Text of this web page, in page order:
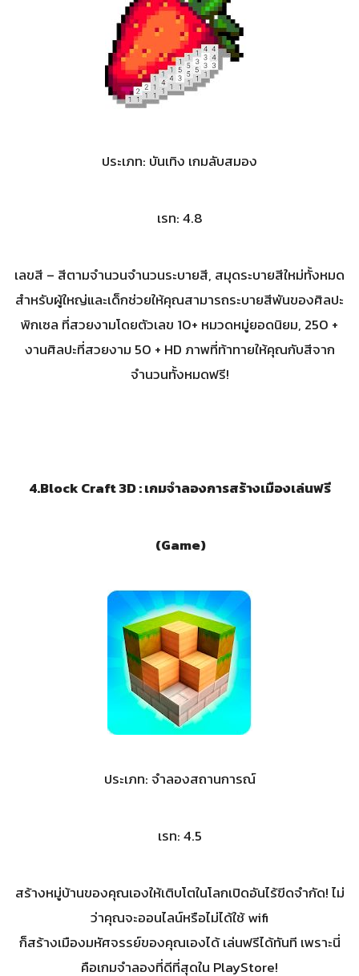
ประเภท: บันเทิง เกมลับสมอง
เรท: 4.8
เลขสี – สีตามจำนวนจำนวนระบายสี, สมุดระบายสีใหม่ทั้งหมด
สำหรับผู้ใหญ่และเด็กช่วยให้คุณสามารถระบายสีพันของศิลปะ
พิกเซล ที่สวยงามโดยตัวเลข 10+ หมวดหมู่ยอดนิยม, 250 +
งานศิลปะที่สวยงาม 50 + HD ภาพที่ท้าทายให้คุณกับสีจาก
จำนวนทั้งหมดฟรี!
4.Block Craft 3D :เกมจำลองการสร้างเมืองเล่นฟรี
(Game)
ประเภท: จำลองสถานการณ์
เรท: 4.5
สร้างหมู่บ้านของคุณเองให้เติบโตในโลกเปิดอันไร้ขีดจำกัด! ไม่
ว่าคุณจะออนไลน์หรือไม่ได้ใช้ wifi
ก็สร้างเมืองมหัศจรรย์ของคุณเองได้ เล่นฟรีได้ทันที เพราะนี่
คือเกมจำลองที่ดีที่สุดใน PlayStore!